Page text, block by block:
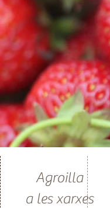
Agroilla
a les xarxes